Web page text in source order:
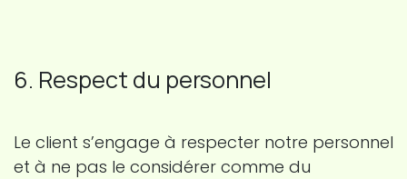
6. Respect du personnel
Le client s’engage à respecter notre personnel
et à ne pas le considérer comme du